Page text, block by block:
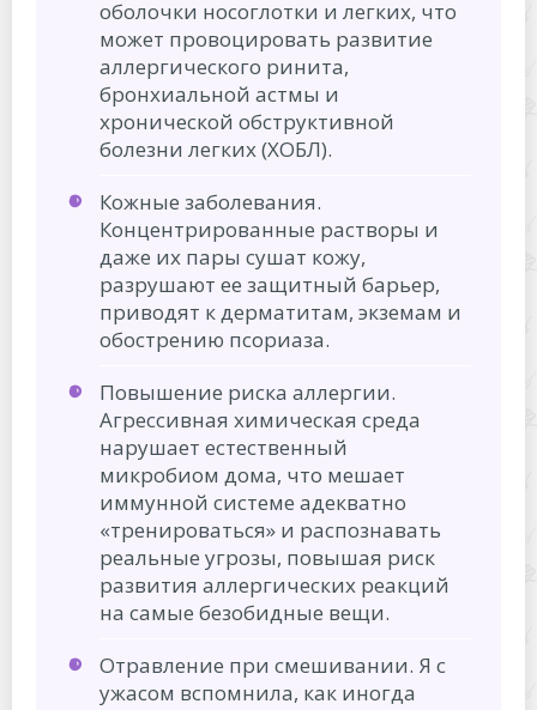
оболочки носоглотки и легких, что
может провоцировать развитие
аллергического ринита,
бронхиальной астмы и
хронической обструктивной
болезни легких (ХОБЛ).
Кожные заболевания.
Концентрированные растворы и
даже их пары сушат кожу,
разрушают ее защитный барьер,
приводят к дерматитам, экземам и
обострению псориаза.
Повышение риска аллергии.
Агрессивная химическая среда
нарушает естественный
микробиом дома, что мешает
иммунной системе адекватно
«тренироваться» и распознавать
реальные угрозы, повышая риск
развития аллергических реакций
на самые безобидные вещи.
Отравление при смешивании. Я с
ужасом вспомнила, как иногда